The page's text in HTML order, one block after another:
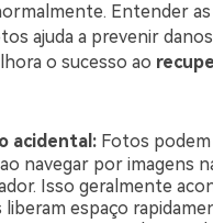
Entender
ajuda a prevenir
o sucesso ao
acidental: Fotos
navegar por imagens
Isso geralmente
liberam espaço